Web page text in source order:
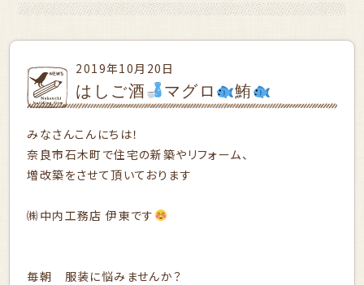
2019年10月20日
はしご酒 マグロ 鮪
みなさんこんにちは！
奈良市石木町で住宅の新築やリフォーム、
増改築をさせて頂いております
㈱中内工務店 伊東です
毎朝 服装に悩みませんか？